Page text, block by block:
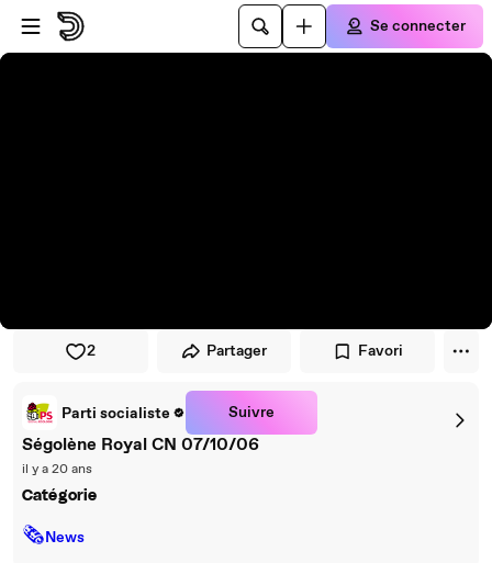
Passer au player
Passer au contenu principal
Se connecter
2 Partager Favori
Parti socialiste Suivre
Ségolène Royal CN 07/10/06
il y a 20 ans
Catégorie
🗞News